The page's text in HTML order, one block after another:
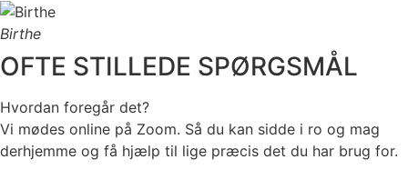
Birthe
OFTE STILLEDE SPØRGSMÅL
Hvordan foregår det?
Vi mødes online på Zoom. Så du kan sidde i ro og mag
derhjemme og få hjælp til lige præcis det du har brug for.